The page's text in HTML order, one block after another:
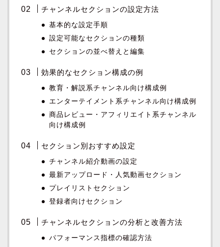
チャンネルセクションの設定方法
基本的な設定手順
設定可能なセクションの種類
セクションの並べ替えと編集
効果的なセクション構成の例
教育・解説系チャンネル向け構成例
エンターテイメント系チャンネル向け構成例
商品レビュー・アフィリエイト系チャンネル
向け構成例
セクション別おすすめ設定
チャンネル紹介動画の設定
最新アップロード・人気動画セクション
プレイリストセクション
登録者向けセクション
チャンネルセクションの分析と改善方法
パフォーマンス指標の確認方法